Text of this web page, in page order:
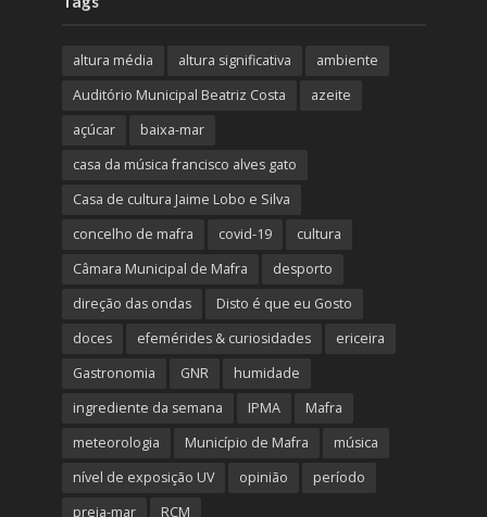
altura média altura significativa
ambiente
Auditório Municipal Beatriz Costa
azeite
açúcar
baixa-mar
casa da música francisco alves gato
Casa de cultura Jaime Lobo e Silva
concelho de mafra
covid-19
cultura
Câmara Municipal de Mafra
desporto
direção das ondas
Disto é que eu Gosto
doces
efemérides & curiosidades
ericeira
Gastronomia
GNR
humidade
ingrediente da semana
IPMA
Mafra
meteorologia
Município de Mafra
música
nível de exposição UV
opinião
período
preia-mar
RCM